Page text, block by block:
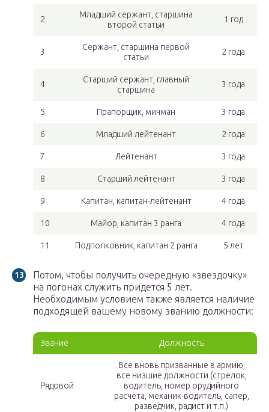
2
Младший сержант, старшина
второй статьи
1 год
3
Сержант, старшина первой
статьи
2 года
4
Старший сержант, главный
старшина
3 года
5 Прапорщик, мичман 3 года
6 Младший лейтенант 2 года
7 Лейтенант 3 года
8 Старший лейтенант 3 года
9 Капитан, капитан-лейтенант 4 года
10 Майор, капитан 3 ранга 4 года
11 Подполковник, капитан 2 ранга 5 лет
Потом, чтобы получить очередную «звездочку»
на погонах служить придется 5 лет.
Необходимым условием также является наличие
подходящей вашему новому званию должности:
Звание Должность
Рядовой
Все вновь призванные в армию,
все низшие должности (стрелок,
водитель, номер орудийного
расчета, механик-водитель, сапер,
разведчик, радист и т.п.)